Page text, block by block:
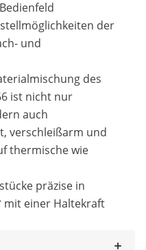
der
und
des
ist nicht nur
auch
verschleißarm und
thermische wie
präzise in
mit einer Haltekraft